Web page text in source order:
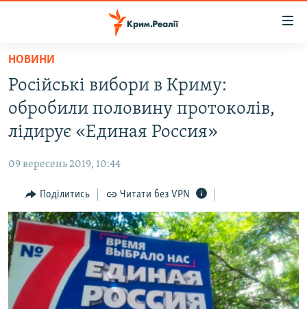
Перейти
основного
матеріалу
Перейти
до
основної
навігації
Перейти
до
пошуку
ВОДА.КРИМ
ВІДЕО ТА ФОТО
БЛОГИ
ПОГЛЯД
ІНТЕРВ'Ю
ВСЕ ЗА ДЕНЬ
СПЕЦПРОЕКТИ
ДЕПОРТАЦІЯ
ЯК ОБІЙТИ БЛОКУВАННЯ
НОВИНИ
Російські вибори в Криму:
обробили половину протоколів,
лідирує «Единая Россия»
09 вересень 2019, 10:44
Поділитись Читати без VPN